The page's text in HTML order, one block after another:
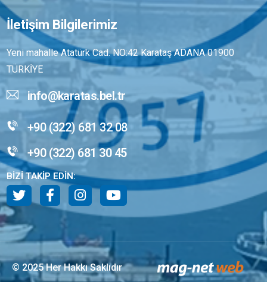
İletişim Bilgilerimiz
Yeni mahalle Atatürk Cad. NO:42 Karataş ADANA 01900
TÜRKİYE
info@karatas.bel.tr
+90 (322) 681 32 08
+90 (322) 681 30 45
BİZİ TAKİP EDİN:
© 2025 Her Hakkı Saklıdır